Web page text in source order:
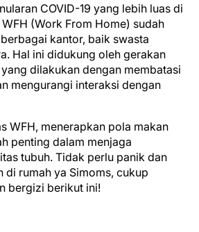
COVID-19 yang lebih luas di
(Work From Home) sudah
kantor, baik swasta
Hal ini didukung oleh gerakan
dilakukan dengan membatasi
mengurangi interaksi dengan
WFH, menerapkan pola makan
penting dalam menjaga
tubuh. Tidak perlu panik dan
di rumah ya Simoms, cukup
bergizi berikut ini!